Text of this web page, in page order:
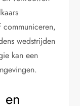
wedstrijden
kan een
en